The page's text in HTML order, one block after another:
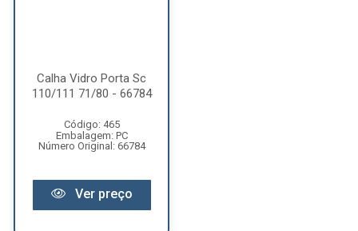
Calha Vidro Porta Sc
110/111 71/80 - 66784
Código: 465
Embalagem: PC
Número Original: 66784
Ver preço